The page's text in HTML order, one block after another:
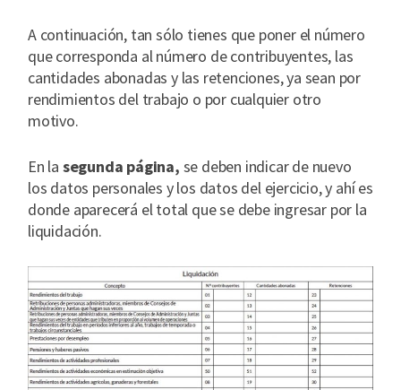
A continuación, tan sólo tienes que poner el número
que corresponda al número de contribuyentes, las
cantidades abonadas y las retenciones, ya sean por
rendimientos del trabajo o por cualquier otro
motivo.
En la segunda página, se deben indicar de nuevo
los datos personales y los datos del ejercicio, y ahí es
donde aparecerá el total que se debe ingresar por la
liquidación.